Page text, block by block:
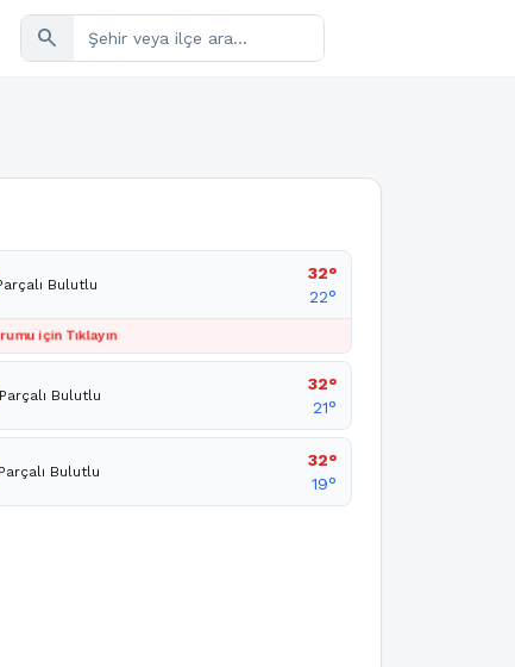
search
Bulutlu
32°
22°
için Tıklayın
Bulutlu
32°
21°
Parçalı Bulutlu
32°
19°